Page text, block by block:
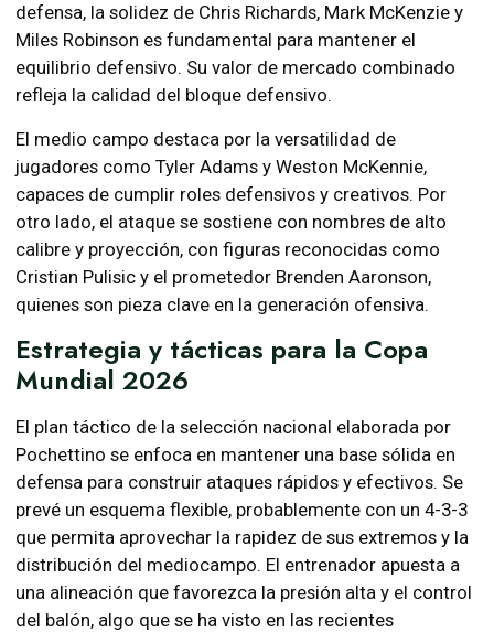
defensa, la solidez de Chris Richards, Mark McKenzie y
Miles Robinson es fundamental para mantener el
equilibrio defensivo. Su valor de mercado combinado
refleja la calidad del bloque defensivo.
El medio campo destaca por la versatilidad de
jugadores como Tyler Adams y Weston McKennie,
capaces de cumplir roles defensivos y creativos. Por
otro lado, el ataque se sostiene con nombres de alto
calibre y proyección, con figuras reconocidas como
Cristian Pulisic y el prometedor Brenden Aaronson,
quienes son pieza clave en la generación ofensiva.
Estrategia y tácticas para la Copa
Mundial 2026
El plan táctico de la selección nacional elaborada por
Pochettino se enfoca en mantener una base sólida en
defensa para construir ataques rápidos y efectivos. Se
prevé un esquema flexible, probablemente con un 4-3-3
que permita aprovechar la rapidez de sus extremos y la
distribución del mediocampo. El entrenador apuesta a
una alineación que favorezca la presión alta y el control
del balón, algo que se ha visto en las recientes